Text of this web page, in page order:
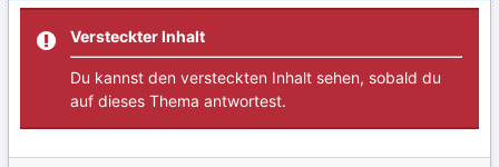
Versteckter Inhalt
Du kannst den versteckten Inhalt sehen, sobald du
auf dieses Thema antwortest.